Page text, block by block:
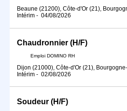
Beaune (21200), Côte-d'Or (21),
Intérim - 04/08/2026
Chaudronnier (H/F)
Emploi DOMINO RH
Dijon (21000), Côte-d'Or (21),
Intérim - 02/08/2026
Soudeur (H/F)